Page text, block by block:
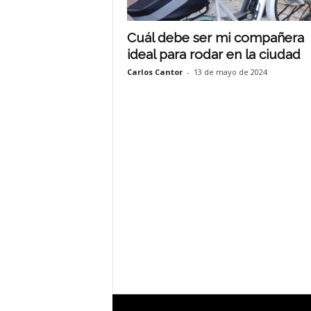
Cuál debe ser mi compañera
ideal para rodar en la ciudad
Carlos Cantor - 13 de mayo de 2024